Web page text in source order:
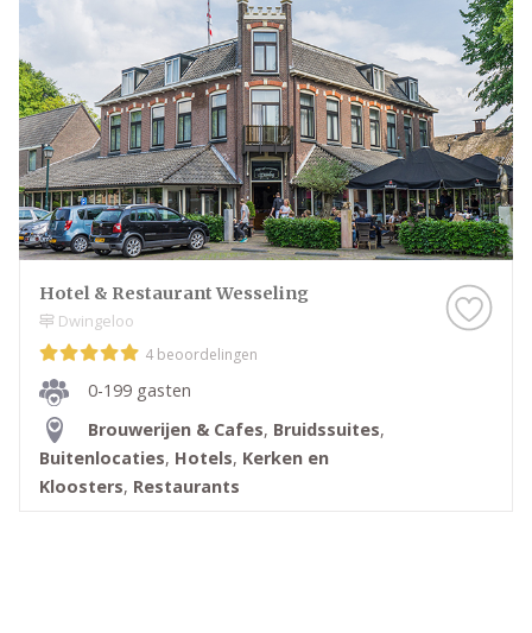
Hotel & Restaurant Wesseling
Dwingeloo
4 beoordelingen
0-199 gasten
Brouwerijen & Cafes, Bruidssuites,
Buitenlocaties, Hotels, Kerken en
Kloosters, Restaurants